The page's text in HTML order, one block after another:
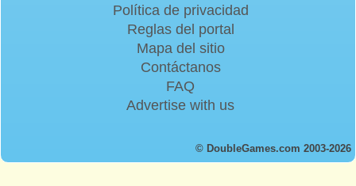
Política de privacidad
Reglas del portal
Mapa del sitio
Contáctanos
FAQ
Advertise with us
© DoubleGames.com 2003-2026